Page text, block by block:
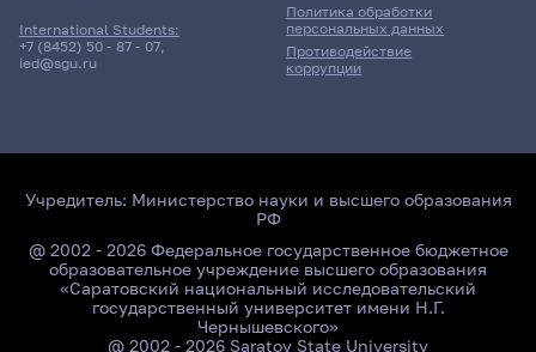
International Students:
+7 (8452) 50 - 87 - 07,
ied@sgu.ru
Политика обработки
персональных данных
Противодействие
коррупции
Учредитель: Министерство науки и высшего образования
РФ
@ 2002 - 2026 Федеральное государственное бюджетное
образовательное учреждение высшего образования
«Саратовский национальный исследовательский
государственный университет имени Н.Г.
Чернышевского»
@ 2002 - 2026 Saratov State University